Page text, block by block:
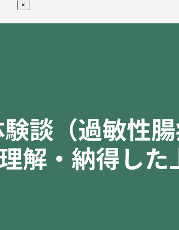
×
談（過敏性
解・納得し